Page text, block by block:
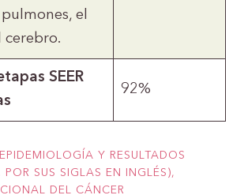
el
cerebro.
SEER
92%
Y RESULTADOS
POR SUS SIGLAS EN INGLÉS),
DEL CÁNCER